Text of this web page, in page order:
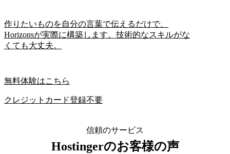
作りたいものを自分の言葉で伝えるだけで、
Horizonsが実際に構築します。技術的なスキルがな
くても大丈夫。
無料体験はこちら
クレジットカード登録不要
信頼のサービス
Hostingerのお客様の声